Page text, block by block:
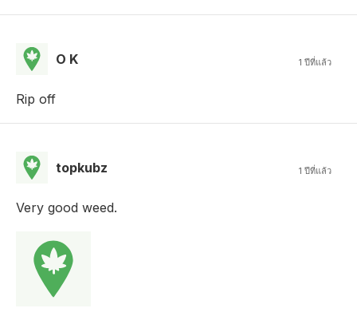
O K 1 ปีที่แล้ว
Rip off
topkubz 1 ปีที่แล้ว
Very good weed.